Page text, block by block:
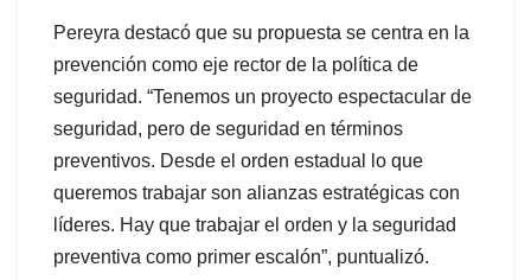
Pereyra destacó que su propuesta se centra en la
prevención como eje rector de la política de
seguridad. “Tenemos un proyecto espectacular de
seguridad, pero de seguridad en términos
preventivos. Desde el orden estadual lo que
queremos trabajar son alianzas estratégicas con
líderes. Hay que trabajar el orden y la seguridad
preventiva como primer escalón”, puntualizó.